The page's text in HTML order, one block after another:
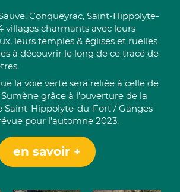
Conqueyrac, Saint-Hippolyte-
villages charmants avec leurs
leurs temples & églises et ruelles
à découvrir le long de ce tracé de
la voie verte sera reliée à celle de
grâce à l’ouverture de la
Saint-Hippolyte-du-Fort / Ganges
pour l’automne 2023.
en savoir +